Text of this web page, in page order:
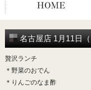
名古屋店 1月11日
贅沢ランチ
＊野菜のおでん
＊りんごのなま酢